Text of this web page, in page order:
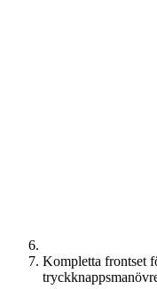
Kompletta frontset